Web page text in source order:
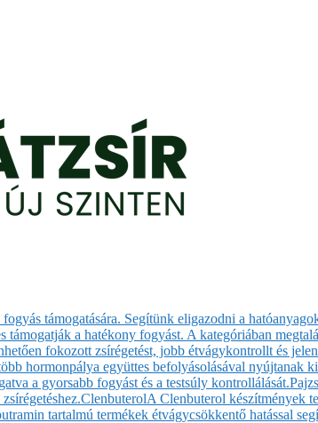
támogatására. Segítünk eligazodni a
a hatékony fogyást. A kategóriában
fokozott zsírégetést, jobb étvágykontrollt és
hormonpálya együttes befolyásolásával nyújtanak
a gyorsabb fogyást és a testsúly kontrollálását.
ClenbuterolA Clenbuterol készítmények
tartalmú termékek étvágycsökkentő hatással